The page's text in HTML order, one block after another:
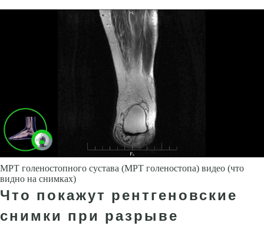
МРТ голеностопного сустава (МРТ голеностопа) видео (что
видно на снимках)
Что покажут рентгеновские
снимки при разрыве